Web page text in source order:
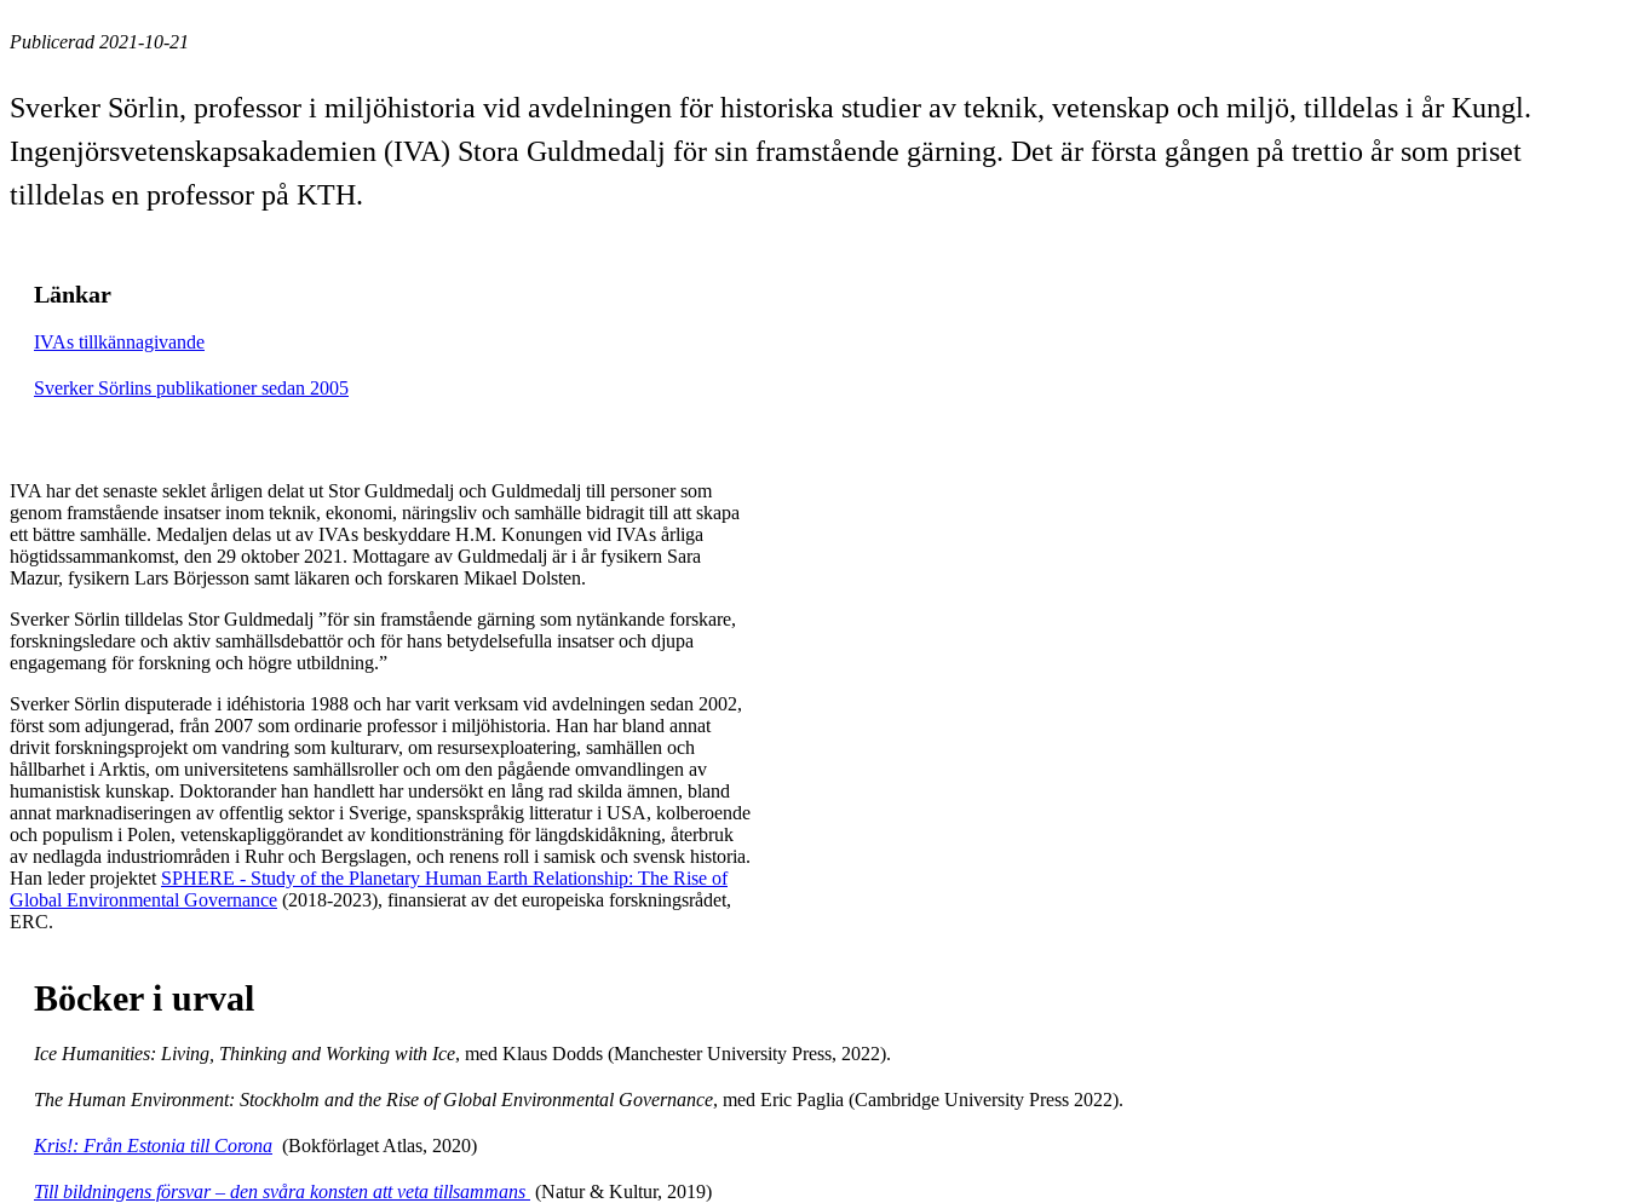
Publicerad 2021-10-21
Sverker Sörlin, professor i miljöhistoria vid avdelningen för historiska studier av teknik, vetenskap och miljö, tilldelas i år Kungl.
Ingenjörsvetenskapsakademien (IVA) Stora Guldmedalj för sin framstående gärning. Det är första gången på trettio år som priset
tilldelas en professor på KTH.
Länkar
IVAs tillkännagivande
Sverker Sörlins publikationer sedan 2005
IVA har det senaste seklet årligen delat ut Stor Guldmedalj och Guldmedalj till personer som
genom framstående insatser inom teknik, ekonomi, näringsliv och samhälle bidragit till att skapa
ett bättre samhälle. Medaljen delas ut av IVAs beskyddare H.M. Konungen vid IVAs årliga
högtidssammankomst, den 29 oktober 2021. Mottagare av Guldmedalj är i år fysikern Sara
Mazur, fysikern Lars Börjesson samt läkaren och forskaren Mikael Dolsten.
Sverker Sörlin tilldelas Stor Guldmedalj ”för sin framstående gärning som nytänkande forskare,
forskningsledare och aktiv samhällsdebattör och för hans betydelsefulla insatser och djupa
engagemang för forskning och högre utbildning.”
Sverker Sörlin disputerade i idéhistoria 1988 och har varit verksam vid avdelningen sedan 2002,
först som adjungerad, från 2007 som ordinarie professor i miljöhistoria. Han har bland annat
drivit forskningsprojekt om vandring som kulturarv, om resursexploatering, samhällen och
hållbarhet i Arktis, om universitetens samhällsroller och om den pågående omvandlingen av
humanistisk kunskap. Doktorander han handlett har undersökt en lång rad skilda ämnen, bland
annat marknadiseringen av offentlig sektor i Sverige, spanskspråkig litteratur i USA, kolberoende
och populism i Polen, vetenskapliggörandet av konditionsträning för längdskidåkning, återbruk
av nedlagda industriområden i Ruhr och Bergslagen, och renens roll i samisk och svensk historia.
Han leder projektet SPHERE - Study of the Planetary Human Earth Relationship: The Rise of
Global Environmental Governance (2018-2023), finansierat av det europeiska forskningsrådet,
ERC.
Böcker i urval
Ice Humanities: Living, Thinking and Working with Ice, med Klaus Dodds (Manchester University Press, 2022).
The Human Environment: Stockholm and the Rise of Global Environmental Governance, med Eric Paglia (Cambridge University Press 2022).
Kris!: Från Estonia till Corona (Bokförlaget Atlas, 2020)
Till bildningens försvar – den svåra konsten att veta tillsammans (Natur & Kultur, 2019)